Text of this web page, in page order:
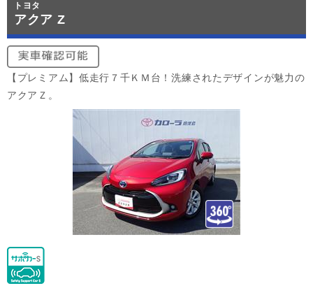
トヨタ
アクア Z
【プレミアム】低走行７千ＫＭ台！洗練されたデザインが魅力の
アクアＺ。